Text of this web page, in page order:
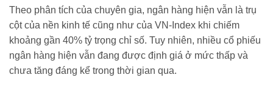
Theo phân tích của chuyên gia, ngân hàng hiện vẫn là trụ
cột của nền kinh tế cũng như của VN-Index khi chiếm
khoảng gần 40% tỷ trọng chỉ số. Tuy nhiên, nhiều cổ phiếu
ngân hàng hiện vẫn đang được định giá ở mức thấp và
chưa tăng đáng kể trong thời gian qua.